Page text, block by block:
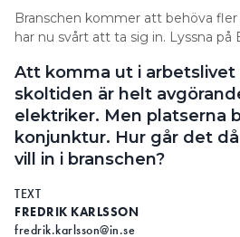
Branschen kommer att behöva
har nu svårt att ta sig in. Lyssna på
Att komma ut i
skoltiden är helt
elektriker. Men platserna
konjunktur. Hur går det
vill in i branschen?
TEXT
FREDRIK KARLSSON
fredrik.karlsson@in.se